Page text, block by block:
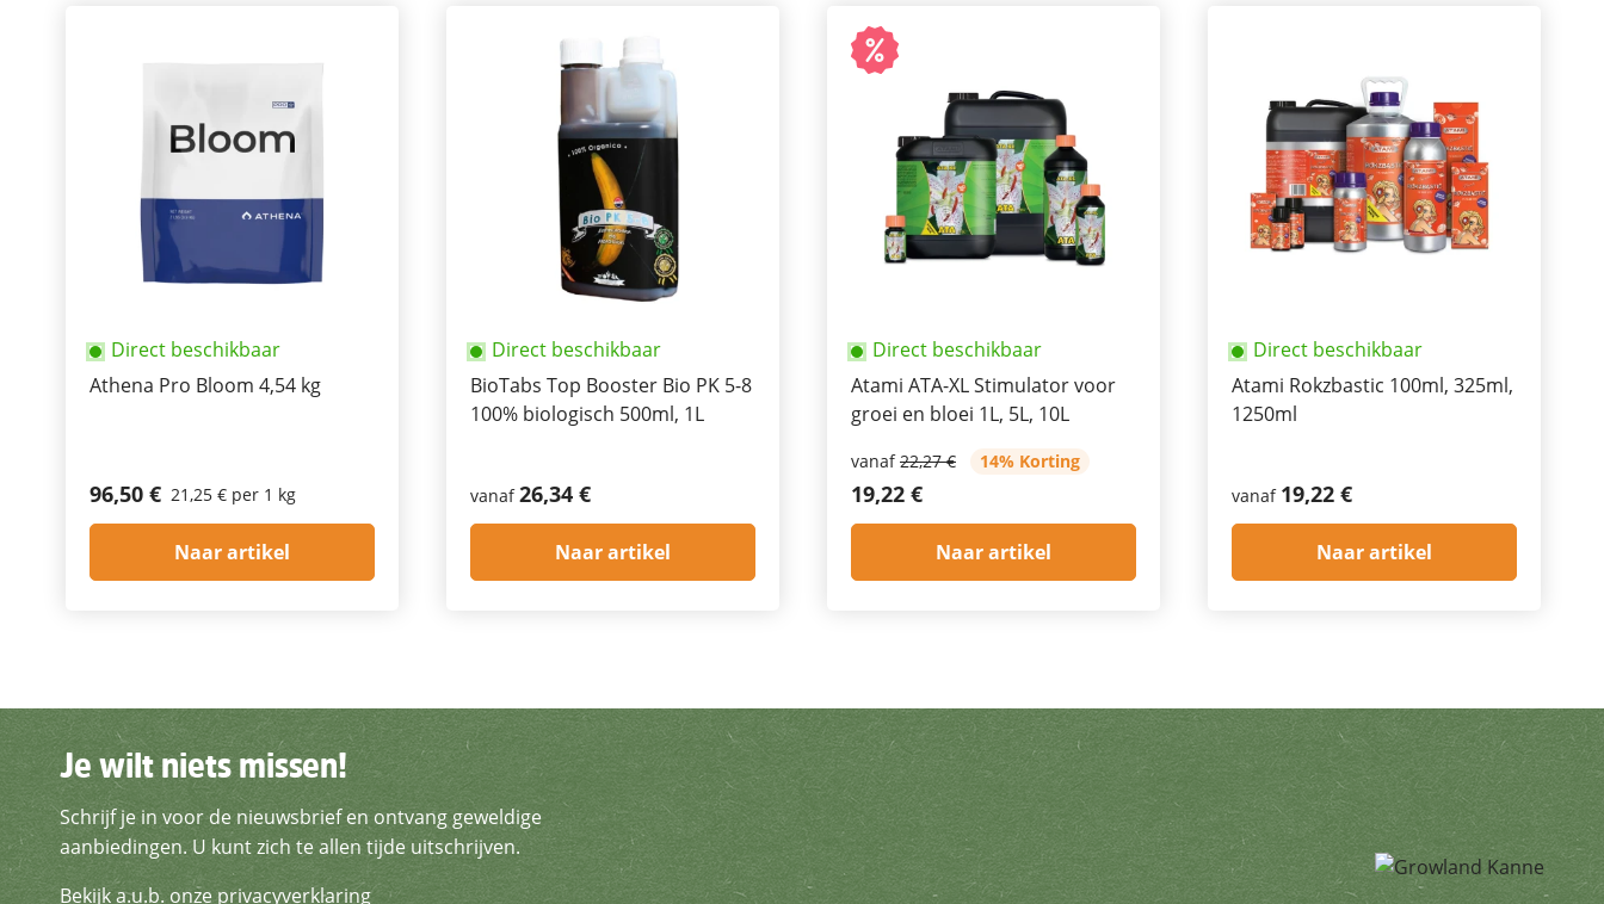
Direct beschikbaar
Athena Pro Bloom 4,54 kg
96,50 € 21,25 € per 1 kg
Naar artikel
Direct beschikbaar
BioTabs Top Booster Bio PK 5-8
100% biologisch 500ml, 1L
vanaf 26,34 €
Naar artikel
Direct beschikbaar
Atami ATA-XL Stimulator voor
groei en bloei 1L, 5L, 10L
vanaf 22,27 € 14% Korting
19,22 €
Naar artikel
Direct beschikbaar
Atami Rokzbastic 100ml, 325ml,
1250ml
vanaf 19,22 €
Naar artikel
Je wilt niets missen!
Schrijf je in voor de nieuwsbrief en ontvang geweldige aanbiedingen. U kunt zich te
Je wilt niets missen!
Schrijf je in voor de nieuwsbrief en ontvang geweldige
aanbiedingen. U kunt zich te allen tijde uitschrijven.
Bekijk a.u.b. onze privacyverklaring